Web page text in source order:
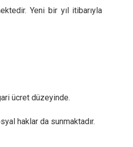
Yeni bir yıl itibarıyla
ücret düzeyinde.
haklar da sunmaktadır.